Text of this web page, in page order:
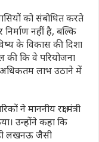
को संबोधित करते
नहीं है, बल्कि
के विकास की दिशा
की कि वे परियोजना
लाभ उठाने में
ने माननीय रक्षा मंत्री
उन्होंने कहा कि
लखनऊ जैसी